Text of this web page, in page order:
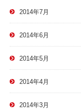
2014年7月
2014年6月
2014年5月
2014年4月
2014年3月